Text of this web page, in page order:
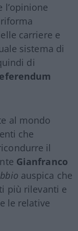
carriere e
sistema di
di
al mondo
che
il
Gianfranco
auspica che
più rilevanti e
le relative